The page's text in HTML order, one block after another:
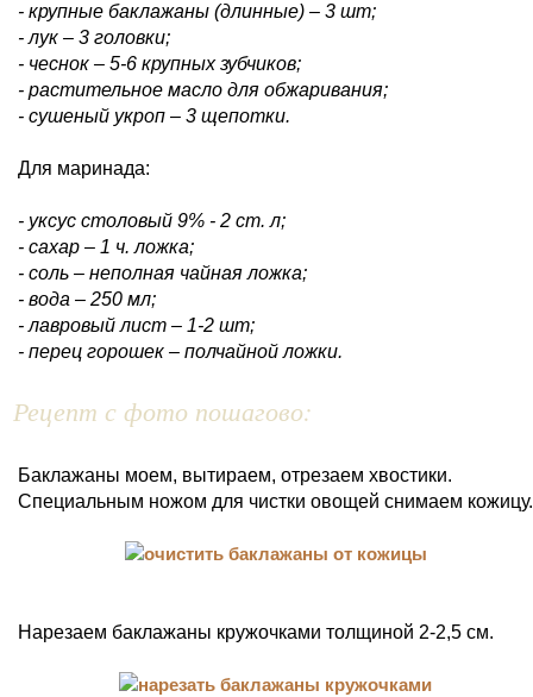
- крупные баклажаны (длинные) – 3 шт;
- лук – 3 головки;
- чеснок – 5-6 крупных зубчиков;
- растительное масло для обжаривания;
- сушеный укроп – 3 щепотки.
Для маринада:
- уксус столовый 9% - 2 ст. л;
- сахар – 1 ч. ложка;
- соль – неполная чайная ложка;
- вода – 250 мл;
- лавровый лист – 1-2 шт;
- перец горошек – полчайной ложки.
Рецепт с фото пошагово:
Баклажаны моем, вытираем, отрезаем хвостики.
Специальным ножом для чистки овощей снимаем кожицу.
Нарезаем баклажаны кружочками толщиной 2-2,5 см.